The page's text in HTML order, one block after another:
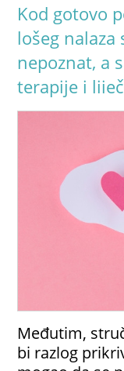
Kod gotovo
lošeg
nepoznat, a
terapije i
Međutim,
bi razlog